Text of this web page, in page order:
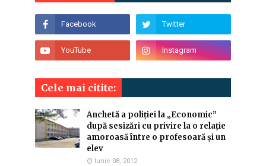
Cele mai citite:
Anchetă a poliției la „Economic”
după sesizări cu privire la o relație
amoroasă între o profesoară și un
elev
Iunie 08, 2012